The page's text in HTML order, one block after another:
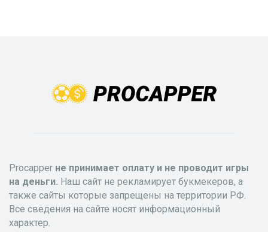
Procapper не принимает оплату и не проводит игры
на деньги. Наш сайт не рекламирует букмекеров, а
также сайты которые запрещены на территории РФ.
Все сведения на сайте носят информационный
характер.